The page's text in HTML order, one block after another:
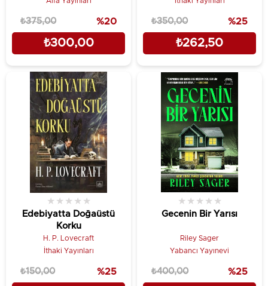
₺300,00
₺375,00 %20
₺262,50
₺350,00 %25
Edebiyatta Doğaüstü
Korku
★ ★ ★ ★ ★
H. P. Lovecraft
İthaki Yayınları
₺150,00 %25
Gecenin Bir Yarısı
★ ★ ★ ★ ★
Riley Sager
Yabancı Yayınevi
₺400,00 %25